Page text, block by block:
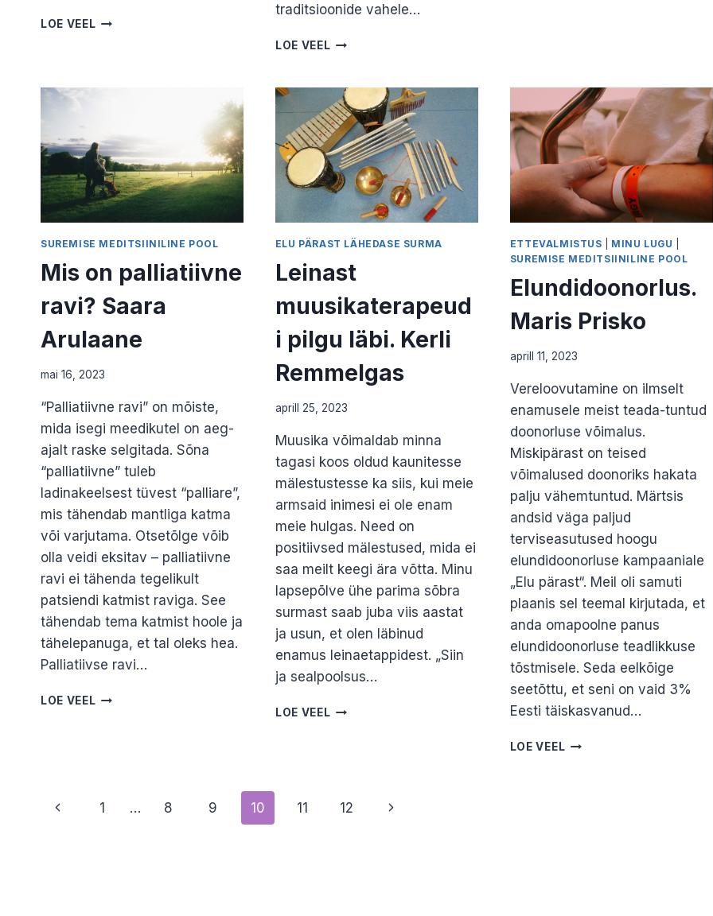
LOE VEEL KUIDAS
LAST?
MAHHOV
traditsioonide vahele…
LOE VEEL PEIED,
RITUAAL
LEINAPROTSESSIS.
JANE
KAJU
SUREMISE MEDITSIINILINE POOL
Mis on palliatiivne
ravi? Saara
Arulaane
mai 16, 2023
“Palliatiivne ravi” on mõiste,
mida isegi meedikutel on aeg-
ajalt raske selgitada. Sõna
“palliatiivne” tuleb
ladinakeelsest tüvest “palliare”,
mis tähendab mantliga katma
või varjutama. Otsetõlge võib
olla veidi eksitav – palliatiivne
ravi ei tähenda tegelikult
patsiendi katmist raviga. See
tähendab tema katmist hoole ja
tähelepanuga, et tal oleks hea.
Palliatiivse ravi…
LOE VEEL MIS
ELU PÄRAST LÄHEDASE SURMA
Leinast
muusikaterapeud
i pilgu läbi. Kerli
Remmelgas
aprill 25, 2023
Muusika võimaldab minna
tagasi koos oldud kaunitesse
mälestustesse ka siis, kui meie
armsaid inimesi ei ole enam
meie hulgas. Need on
positiivsed mälestused, mida ei
saa meilt keegi ära võtta. Minu
lapsepõlve ühe parima sõbra
surmast saab juba viis aastat
ja usun, et olen läbinud
enamus leinaetappidest. „Siin
ja sealpoolsus…
LOE VEEL LEINAST
ETTEVALMISTUS MINU LUGU
SUREMISE MEDITSIINILINE POOL
Elundidoonorlus.
Maris Prisko
aprill 11, 2023
Vereloovutamine on ilmselt
enamusele meist teada-tuntud
doonorluse võimalus.
Miskipärast on teised
võimalused doonoriks hakata
palju vähemtuntud. Märtsis
andsid väga paljud
terviseasutused hoogu
elundidoonorluse kampaaniale
„Elu pärast“. Meil oli samuti
plaanis sel teemal kirjutada, et
anda omapoolne panus
elundidoonorluse teadlikkuse
tõstmisele. Seda eelkõige
seetõttu, et seni on vaid 3%
Eesti täiskasvanud…
LOE VEEL ELUNDIDOONORLUS.
Page
Previous
1 … 8 9 10 11 12
Next